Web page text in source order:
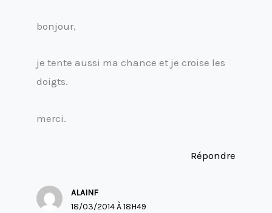
bonjour,
je tente aussi ma chance et je croise les
doigts.
merci.
Répondre
ALAINF
18/03/2014 À 18H49